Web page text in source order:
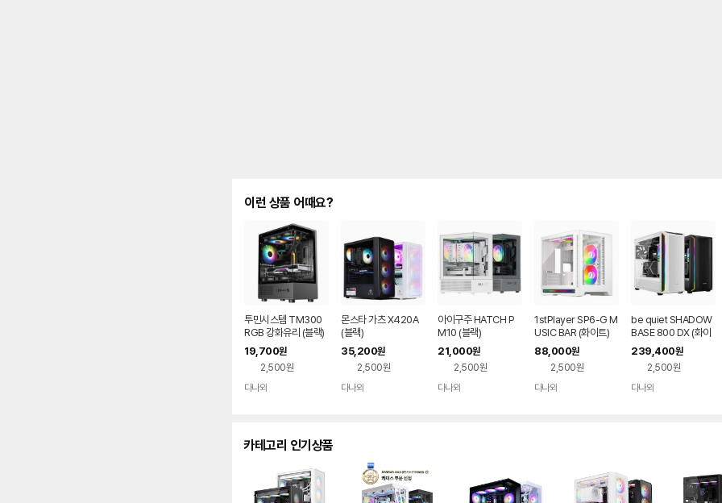
이런 상품 어때요?
투민시스템 TM300
RGB 강화유리 (블랙)
19,700원
2,500원
다나와
몬스타 가츠 X420A
(블랙)
35,200원
2,500원
다나와
아이구주 HATCH P
M10 (블랙)
21,000원
2,500원
다나와
1stPlayer SP6-G M
USIC BAR (화이트)
88,000원
2,500원
다나와
be quiet SHADOW
BASE 800 DX (화이
트)
239,400원
2,500원
다나와
카테고리 인기상품